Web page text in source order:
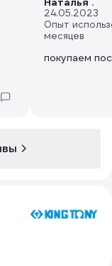
24.05.2023
Опыт
месяцев
покупаем